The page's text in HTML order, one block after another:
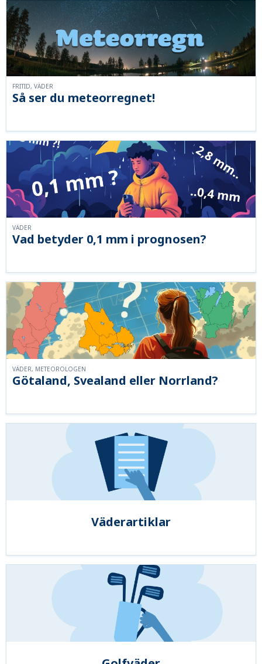
Så ser du meteorregnet!
FRITID, VÄDER
Vad betyder 0,1 mm i prognosen?
VÄDER
Götaland, Svealand eller Norrland?
VÄDER, METEOROLOGEN
Väderartiklar